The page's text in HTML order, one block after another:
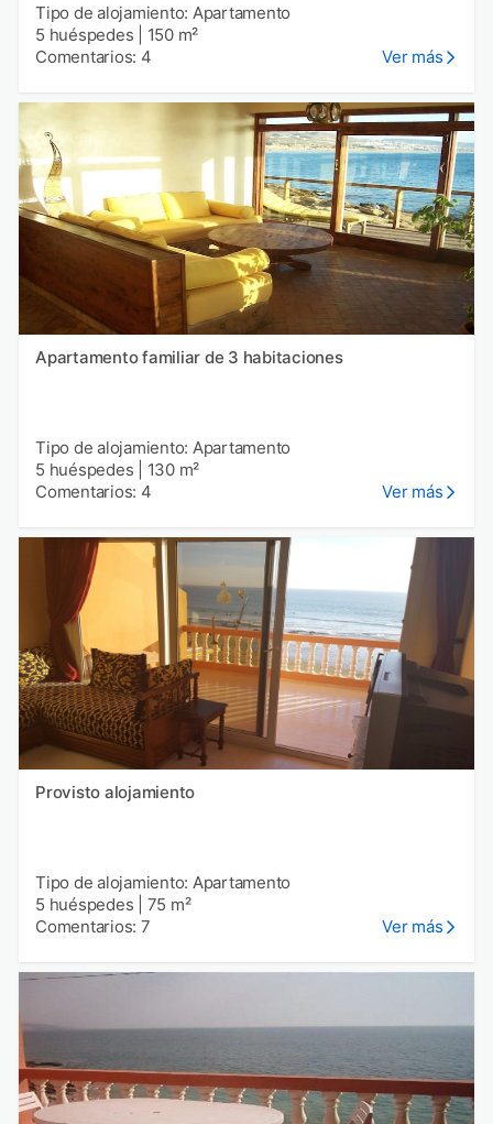
Tipo de alojamiento: Apartamento
5 huéspedes
150 m²
Comentarios: 4
Ver más
Apartamento familiar de 3 habitaciones
Tipo de alojamiento: Apartamento
5 huéspedes
130 m²
Comentarios: 4
Ver más
Provisto alojamiento
Tipo de alojamiento: Apartamento
5 huéspedes
75 m²
Comentarios: 7
Ver más